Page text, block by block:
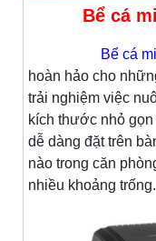
Bể cá
Bể cá
hoàn hảo cho
trải nghiệm việc
kích thước nhỏ gọn
dễ dàng đặt trên
nào trong căn
nhiều khoảng trống.